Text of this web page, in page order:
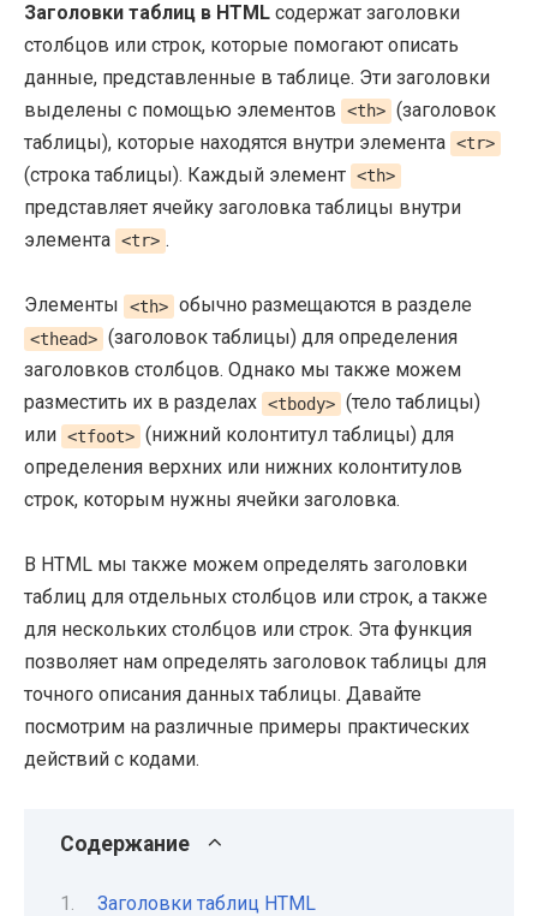
Заголовки таблиц в HTML содержат заголовки
столбцов или строк, которые помогают описать
данные, представленные в таблице. Эти заголовки
выделены с помощью элементов
<th> (заголовок
таблицы), которые находятся внутри элемента <tr>
(строка таблицы). Каждый элемент <th>
представляет ячейку заголовка таблицы внутри
элемента <tr> .
Элементы <th> обычно размещаются в разделе
<thead> (заголовок таблицы) для определения
заголовков столбцов. Однако мы также можем
разместить их в разделах <tbody> (тело таблицы)
или <tfoot> (нижний колонтитул таблицы) для
определения верхних или нижних колонтитулов
строк, которым нужны ячейки заголовка.
В HTML мы также можем определять заголовки
таблиц для отдельных столбцов или строк, а также
для нескольких столбцов или строк. Эта функция
позволяет нам определять заголовок таблицы для
точного описания данных таблицы. Давайте
посмотрим на различные примеры практических
действий с кодами.
Содержание
Заголовки таблиц HTML